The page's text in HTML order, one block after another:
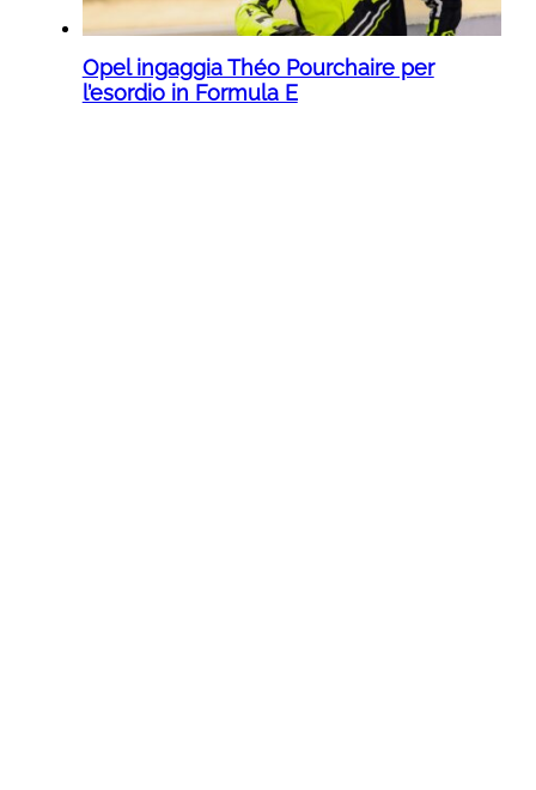
Opel ingaggia Théo Pourchaire per
l’esordio in Formula E